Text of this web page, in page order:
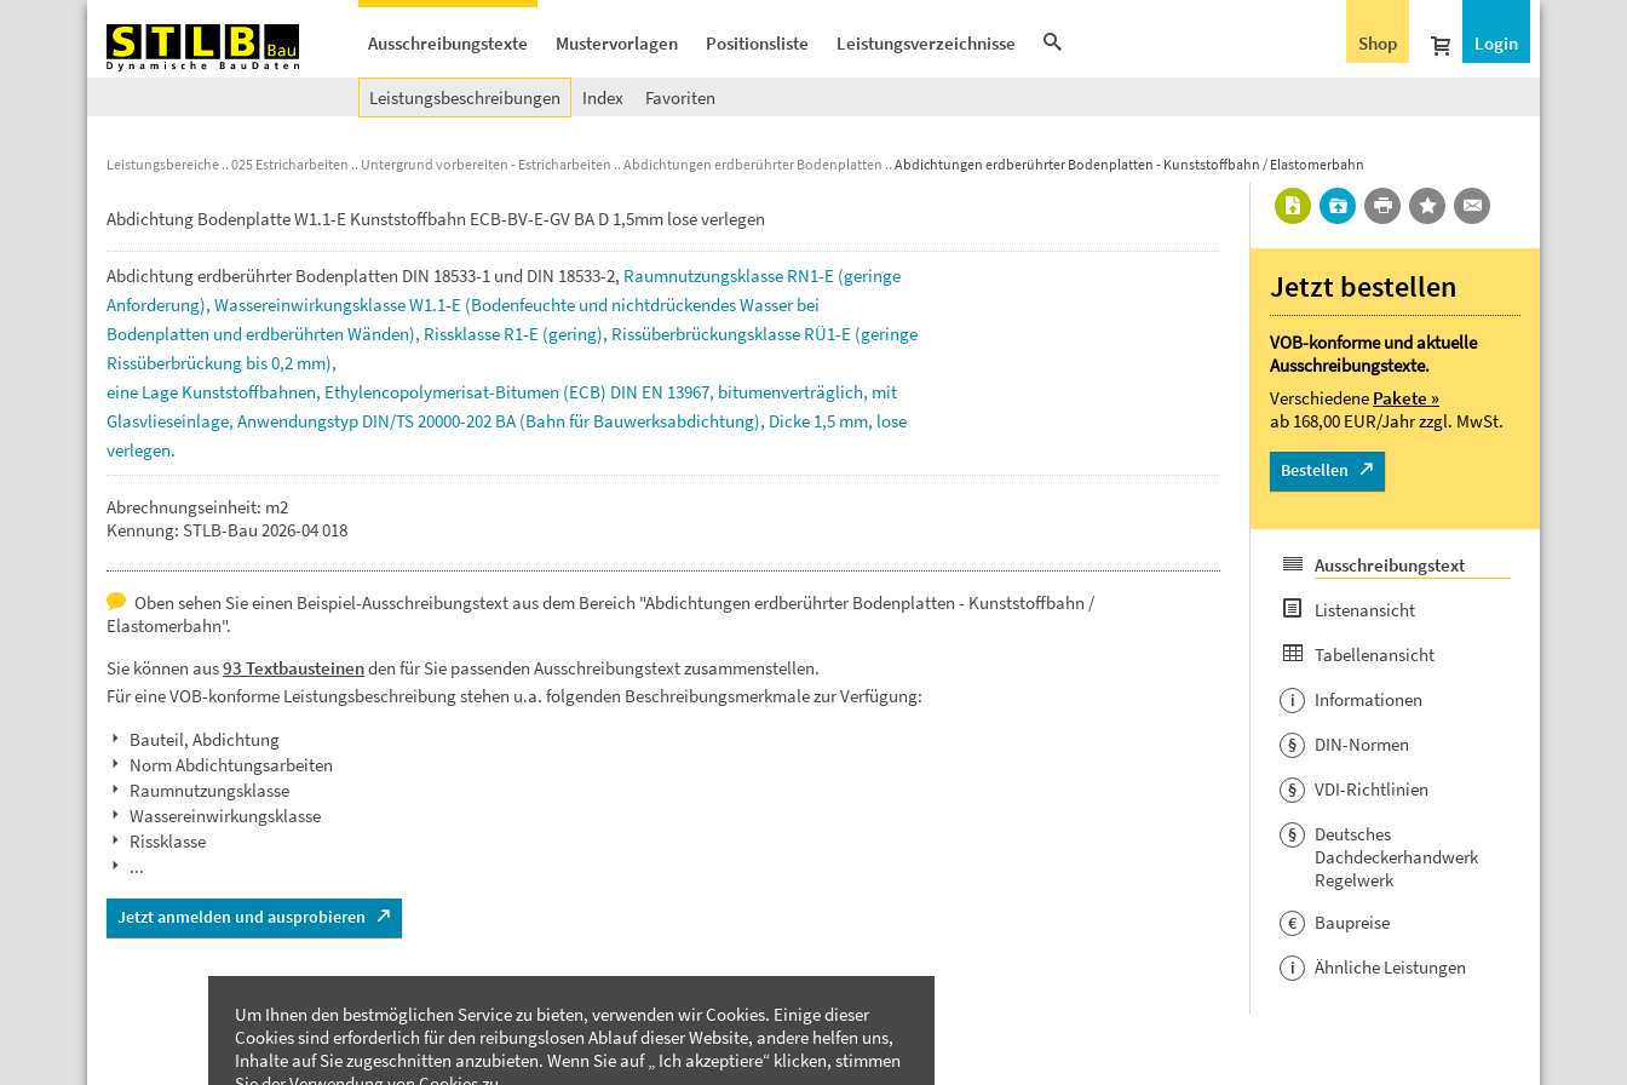
Ausschreibungstexte Mustervorlagen Positionsliste Leistungsverzeichnisse Login
Shop
Leistungsbeschreibungen Index Favoriten
Leistungsbereiche 025 Estricharbeiten Untergrund vorbereiten - Estricharbeiten Abdichtungen erdberührter Bodenplatten Abdichtungen erdberührter Bodenplatten - Kunststoffbahn / Elastomerbahn
Abdichtung Bodenplatte W1.1-E Kunststoffbahn ECB-BV-E-GV BA D 1,5mm lose verlegen
AbdichtungerdberührterBodenplatten DIN 18533-1 und DIN 18533-2, Raumnutzungsklasse RN1-E (geringe
Anforderung), WassereinwirkungsklasseW1.1-E (Bodenfeuchte und nichtdrückendesWasserbei
Bodenplatten underdberührten Wänden), Rissklasse R1-E (gering), Rissüberbrückungsklasse RÜ1-E (geringe
Rissüberbrückung bis0,2 mm),
eine Lage Kunststoffbahnen, Ethylencopolymerisat-Bitumen (ECB) DIN EN 13967, bitumenverträglich, mit
Glasvlieseinlage, Anwendungstyp DIN/TS20000-202 BA (Bahn fürBauwerksabdichtung), Dicke 1,5 mm, lose
verlegen.
Abrechnungseinheit: m2
Kennung: STLB-Bau 2026-04 018
Oben sehen Sie einen Beispiel-Ausschreibungstext aus dem Bereich "Abdichtungen erdberührter Bodenplatten - Kunststoffbahn /
Elastomerbahn".
Sie können aus93 Textbausteinenden für Sie passenden Ausschreibungstext zusammenstellen.
Für eine VOB-konforme Leistungsbeschreibung stehen u.a. folgenden Beschreibungsmerkmale zur Verfügung:
Bauteil, Abdichtung
Norm Abdichtungsarbeiten
Raumnutzungsklasse
Wassereinwirkungsklasse
Rissklasse
...
Jetzt anmelden und ausprobieren
Jetzt bestellen
VOB-konforme und aktuelle
Ausschreibungstexte.
Verschiedene Pakete »
ab 168,00 EUR/Jahrzzgl. MwSt.
Bestellen
Ausschreibungstext
Listenansicht
Tabellenansicht
i Informationen
§ DIN-Normen
§ VDI-Richtlinien
§
Deutsches
Dachdeckerhandwerk
Regelwerk
€ Baupreise
i Ähnliche Leistungen
Um Ihnen den bestmöglichen Service zu bieten, verwenden wir Cookies. Einige dieser
Cookies sind erforderlich für den reibungslosen Ablauf dieser Website, andere helfen uns,
Inhalte auf Sie zugeschnitten anzubieten. Wenn Sie auf „ Ich akzeptiere“ klicken, stimmen